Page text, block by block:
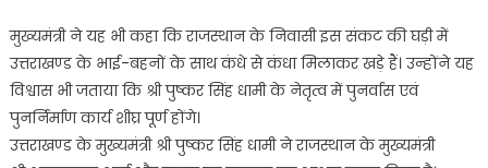
मुख्यमंत्री ने यह भी कहा कि राजस्थान के निवासी इस संकट की घड़ी में
उत्तराखण्ड के भाई-बहनों के साथ कंधे से कंधा मिलाकर खड़े हैं। उन्होंने यह
विश्वास भी जताया कि श्री पुष्कर सिंह धामी के नेतृत्व में पुनर्वास एवं
पुनर्निर्माण कार्य शीघ्र पूर्ण होंगे।
उत्तराखण्ड के मुख्यमंत्री श्री पुष्कर सिंह धामी ने राजस्थान के मुख्यमंत्री